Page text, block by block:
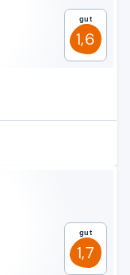
Gut
1,6
Gut
1,7